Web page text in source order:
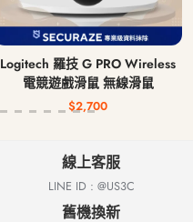
Logitech 羅技 G PRO Wireless
電競遊戲滑鼠 無線滑鼠
$2,700
線上客服
LINE ID : @US3C
舊機換新